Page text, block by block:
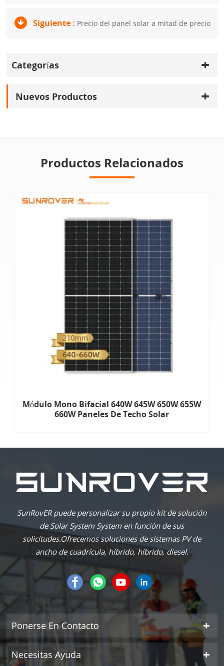
Siguiente : Precio del panel solar a mitad de precio
Categorías
Nuevos Productos
Productos Relacionados
Módulo Mono Bifacial 640W 645W 650W 655W
660W Paneles De Techo Solar
SunRovER puede personalizar su propio kit de solución
de Solar System System en función de sus
solicitudes.Ofrecemos soluciones de sistemas PV de
ancho de cuadrícula, híbrido, híbrido, diesel.
Ponerse En Contacto
Necesitas Ayuda